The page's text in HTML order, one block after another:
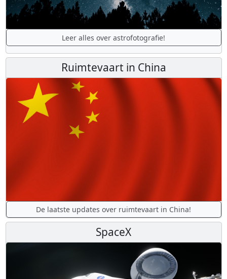
Leer alles over astrofotografie!
Ruimtevaart in China
De laatste updates over ruimtevaart in China!
SpaceX